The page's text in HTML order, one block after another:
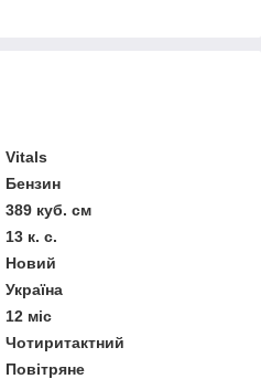
Vitals
Бензин
389 куб. см
13 к. с.
Новий
Україна
12 міс
Чотиритактний
Повітряне